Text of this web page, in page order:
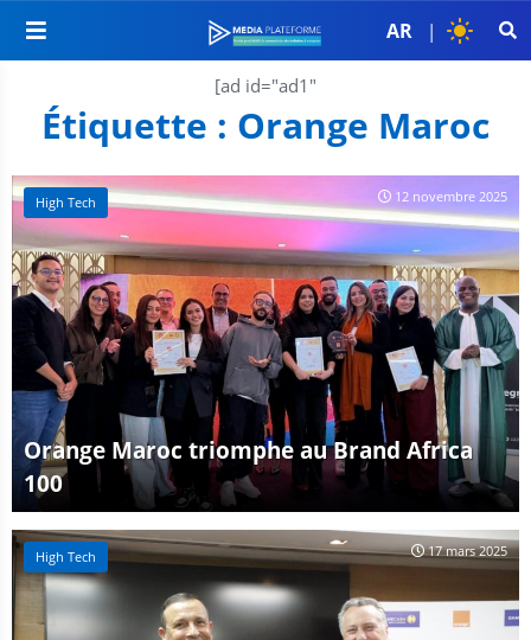
AR |
[ad id="ad1"
Étiquette : Orange Maroc
High Tech
Orange Maroc triomphe au Brand Africa
100
12 novembre 2025
High Tech 17 mars 2025